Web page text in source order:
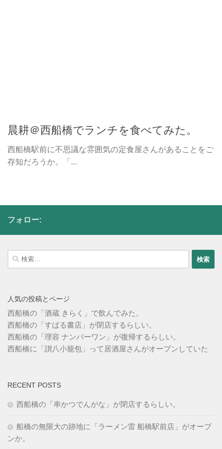
晨耕＠西船橋でランチを食べてみた。
西船橋駅前に不思議な雰囲気の定食屋さんがあることをご
存知だろうか。「...
フォロー:
検
索:
人気の投稿とページ
西船橋の「酒蔵 きらく」で飲んでみた。
西船橋の「すばる書店」が閉店するらしい。
西船橋の「理容 ナンバーワン」が復帰するらしい。
西船橋に「讃八小籠包」って居酒屋さんがオープンしていた
RECENT POSTS
西船橋の「串かつでんがな」が閉店するらしい。
船橋の無限大の跡地に「ラーメン雷 船橋駅前店」がオープ
ンか。